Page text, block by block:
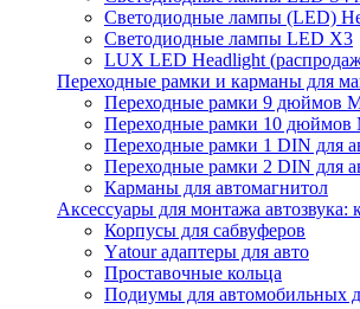
Светодиодные лампы (LED)
Светодиодные лампы LED X3
LUX LED Headlight
Переходные рамки и карманы для
Переходные рамки 9 дюймов
Переходные рамки 10 дюймов
Переходные рамки 1 DIN для
Переходные рамки 2 DIN для
Карманы для автомагнитол
Аксессуары для монтажа
Корпусы для сабвуферов
Yаtour адаптеры для авто
Проставочные кольца
Подиумы для автомобильных